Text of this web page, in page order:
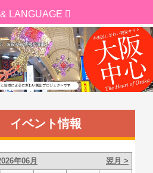
イベント情報
年06月
翌月 >